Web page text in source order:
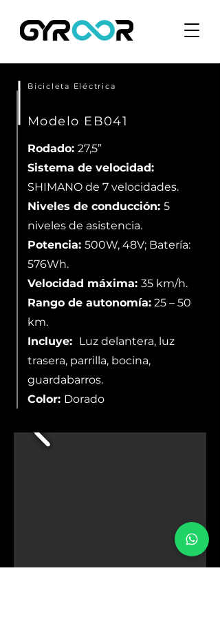
Bicicleta Eléctrica
Modelo EB041
Rodado: 27,5”
Sistema de velocidad:
SHIMANO de 7 velocidades.
Niveles de conducción: 5
niveles de asistencia.
Potencia: 500W, 48V; Batería:
576Wh.
Velocidad máxima: 35 km/h.
Rango de autonomía: 25 – 50
km.
Incluye: Luz delantera, luz
trasera, parrilla, bocina,
guardabarros.
Color: Dorado